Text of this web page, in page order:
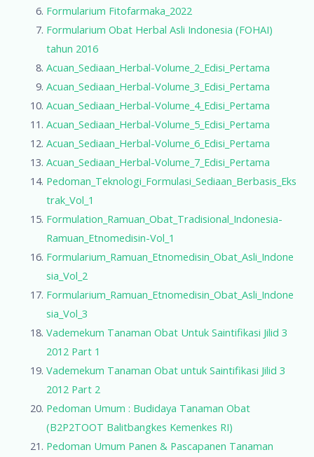
Formularium Fitofarmaka_2022
Formularium Obat Herbal Asli Indonesia (FOHAI)
tahun 2016
Acuan_Sediaan_Herbal-Volume_2_Edisi_Pertama
Acuan_Sediaan_Herbal-Volume_3_Edisi_Pertama
Acuan_Sediaan_Herbal-Volume_4_Edisi_Pertama
Acuan_Sediaan_Herbal-Volume_5_Edisi_Pertama
Acuan_Sediaan_Herbal-Volume_6_Edisi_Pertama
Acuan_Sediaan_Herbal-Volume_7_Edisi_Pertama
Pedoman_Teknologi_Formulasi_Sediaan_Berbasis_Eks
trak_Vol_1
Formulation_Ramuan_Obat_Tradisional_Indonesia-
Ramuan_Etnomedisin-Vol_1
Formularium_Ramuan_Etnomedisin_Obat_Asli_Indone
sia_Vol_2
Formularium_Ramuan_Etnomedisin_Obat_Asli_Indone
sia_Vol_3
Vademekum Tanaman Obat Untuk Saintifikasi Jilid 3
2012 Part 1
Vademekum Tanaman Obat untuk Saintifikasi Jilid 3
2012 Part 2
Pedoman Umum : Budidaya Tanaman Obat
(B2P2TOOT Balitbangkes Kemenkes RI)
Pedoman Umum Panen & Pascapanen Tanaman